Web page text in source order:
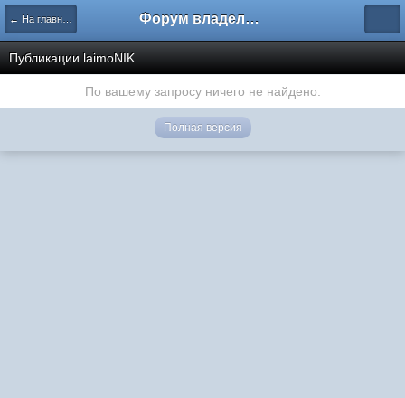
← На главную Форум владельцев интернет-магазинов
Публикации laimoNIK
По вашему запросу ничего не найдено.
Полная версия